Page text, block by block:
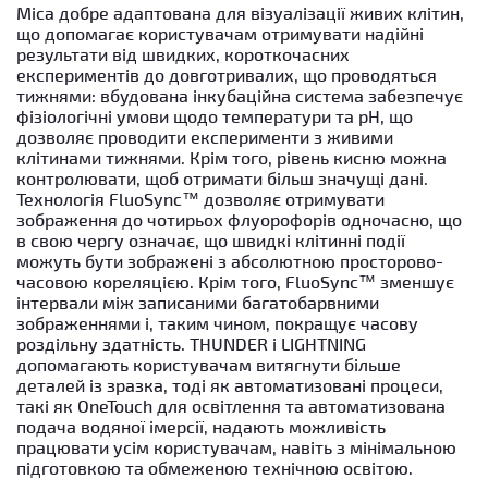
Mica добре адаптована для візуалізації живих клітин,
що допомагає користувачам отримувати надійні
результати від швидких, короткочасних
експериментів до довготривалих, що проводяться
тижнями: вбудована інкубаційна система забезпечує
фізіологічні умови щодо температури та рН, що
дозволяє проводити експерименти з живими
клітинами тижнями. Крім того, рівень кисню можна
контролювати, щоб отримати більш значущі дані.
Технологія FluoSync™ дозволяє отримувати
зображення до чотирьох флуорофорів одночасно, що
в свою чергу означає, що швидкі клітинні події
можуть бути зображені з абсолютною просторово-
часовою кореляцією. Крім того, FluoSync™ зменшує
інтервали між записаними багатобарвними
зображеннями і, таким чином, покращує часову
роздільну здатність. THUNDER і LIGHTNING
допомагають користувачам витягнути більше
деталей із зразка, тоді як автоматизовані процеси,
такі як OneTouch для освітлення та автоматизована
подача водяної імерсії, надають можливість
працювати усім користувачам, навіть з мінімальною
підготовкою та обмеженою технічною освітою.